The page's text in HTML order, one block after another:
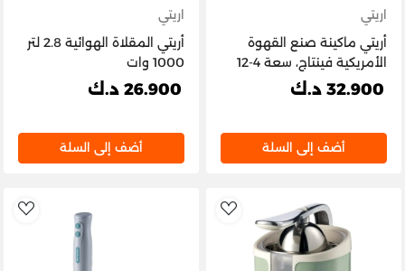
اريتي
أريتي ماكينة صنع القهوة
الأمريكية فينتاج، سعة 4-12
كوبًا - أخضر
32.900 د.ك
أضف إلى السلة
اريتي
أريتي المقلاة الهوائية 2.8 لتر
1000 وات
26.900 د.ك
أضف إلى السلة
AddToWishlist